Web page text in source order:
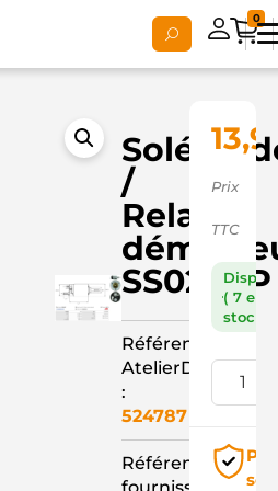
0
/
Relais
SS0242P
Référence
AtelierD
:
524787
Référence
Prix
TTC
( 7 en
stock )